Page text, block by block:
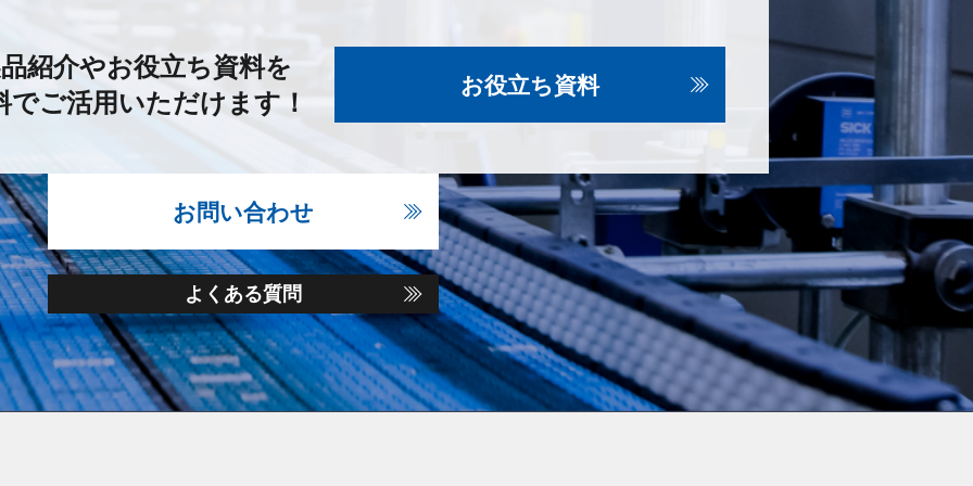
紹介やお役立ち資料を
でご活用いただけます！
お役立ち資料
お問い合わせ
よくある質問